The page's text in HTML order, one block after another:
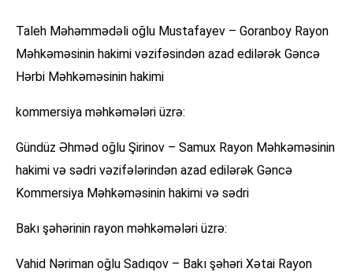
Taleh Məhəmmədəli oğlu Mustafayev – Goranboy Rayon
Məhkəməsinin hakimi vəzifəsindən azad edilərək Gəncə
Hərbi Məhkəməsinin hakimi
kommersiya məhkəmələri üzrə:
Gündüz Əhməd oğlu Şirinov – Samux Rayon Məhkəməsinin
hakimi və sədri vəzifələrindən azad edilərək Gəncə
Kommersiya Məhkəməsinin hakimi və sədri
Bakı şəhərinin rayon məhkəmələri üzrə:
Vahid Nəriman oğlu Sadıqov – Bakı şəhəri Xətai Rayon